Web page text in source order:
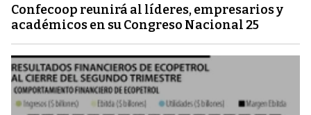
Confecoop reunirá al líderes, empresarios y
académicos en su Congreso Nacional 25